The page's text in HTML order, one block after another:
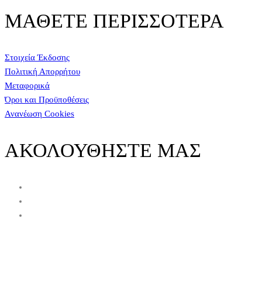
ΜΑΘΕΤΕ ΠΕΡΙΣΣΟΤΕΡΑ
Στοιχεία Έκδοσης
Πολιτική Απορρήτου
Μεταφορικά
Όροι και Προϋποθέσεις
Ανανέωση Cookies
ΑΚΟΛΟΥΘΗΣΤΕ ΜΑΣ